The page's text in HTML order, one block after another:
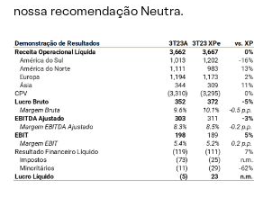
nossa recomendação Neutra.